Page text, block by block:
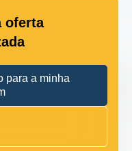
oferta
para a minha